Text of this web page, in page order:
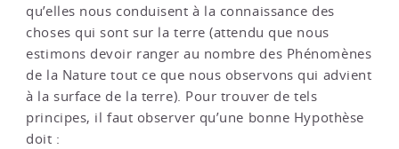
qu’elles nous conduisent à la connaissance des
choses qui sont sur la terre (attendu que nous
estimons devoir ranger au nombre des Phénomènes
de la Nature tout ce que nous observons qui advient
à la surface de la terre). Pour trouver de tels
principes, il faut observer qu’une bonne Hypothèse
doit :